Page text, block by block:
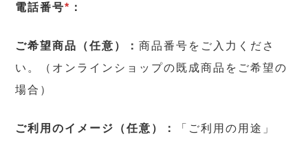
電話番号* ：
ご希望商品（任意）：商品番号をご入力くださ
い。（オンラインショップの既成商品をご希望の
場合）
ご利用のイメージ（任意）：
「ご利用の用途」